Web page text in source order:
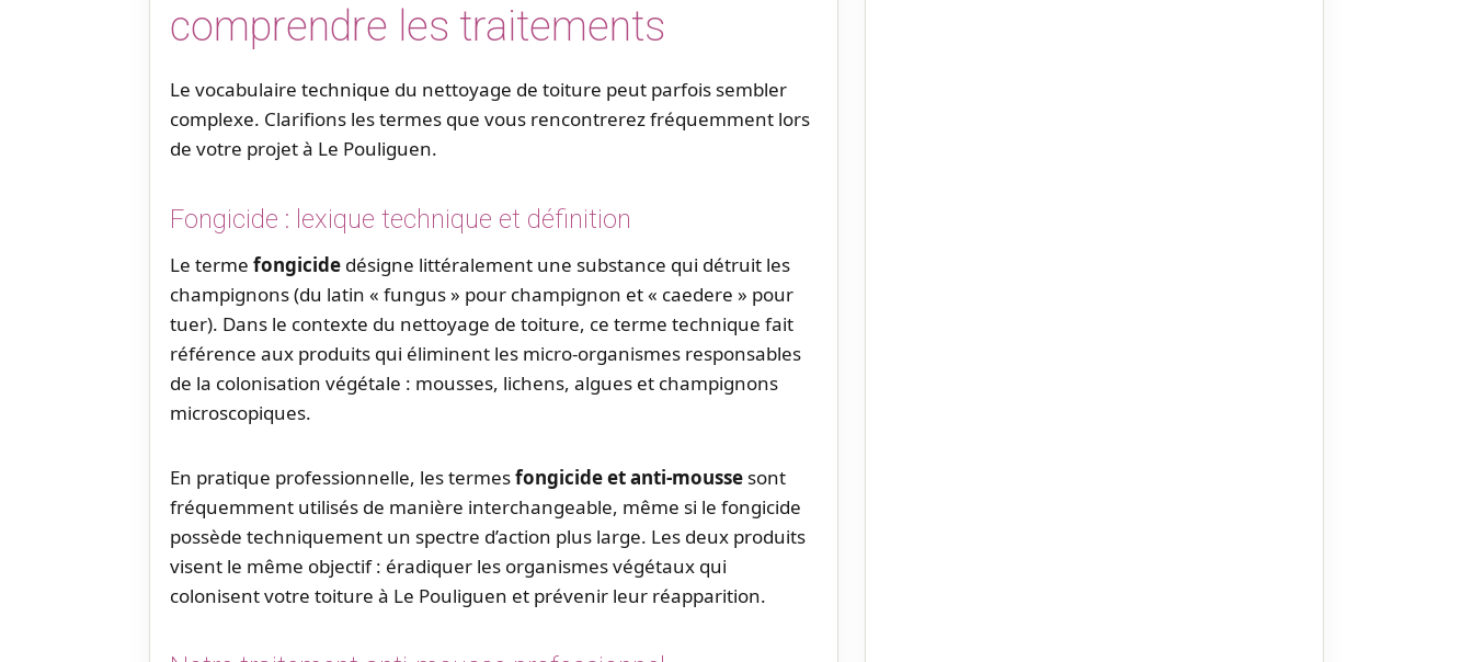
comprendre les traitements
Le vocabulaire technique du nettoyage de toiture peut parfois sembler
complexe. Clarifions les termes que vous rencontrerez fréquemment lors
de votre projet à Le Pouliguen.
Fongicide : lexique technique et définition
Le terme fongicide désigne littéralement une substance qui détruit les
champignons (du latin « fungus » pour champignon et « caedere » pour
tuer). Dans le contexte du nettoyage de toiture, ce terme technique fait
référence aux produits qui éliminent les micro-organismes responsables
de la colonisation végétale : mousses, lichens, algues et champignons
microscopiques.
En pratique professionnelle, les termesfongicide et anti-mousse sont
fréquemment utilisés de manière interchangeable, même si le fongicide
possède techniquement un spectre d’action plus large. Les deux produits
visent le même objectif : éradiquer les organismes végétaux qui
colonisent votre toiture à Le Pouliguen et prévenir leur réapparition.